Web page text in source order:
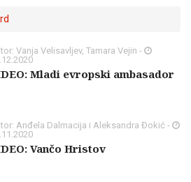
Vanja Velisavljev, Tamara Vejin -
Mladi evropski ambasador
Anđela Dalmacija i Aleksandra Đokić -
Vančo Hristov